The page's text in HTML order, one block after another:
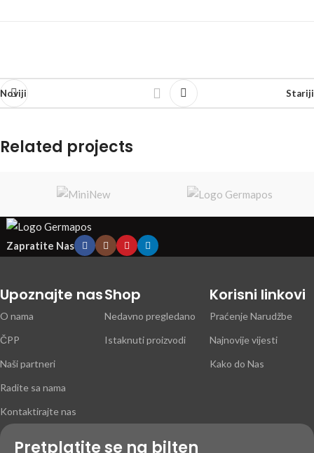
Noviji Stariji
Related projects
Zapratite Nas
Upoznajte nas
O nama
ČPP
Naši partneri
Radite sa nama
Kontaktirajte nas
Shop
Nedavno pregledano
Istaknuti proizvodi
Korisni linkovi
Praćenje Narudžbe
Najnovije vijesti
Kako do Nas
Pretplatite se na bilten